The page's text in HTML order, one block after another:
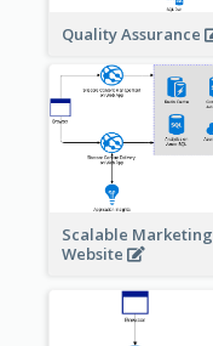
Quality Assurance
Scalable Marketing
Website